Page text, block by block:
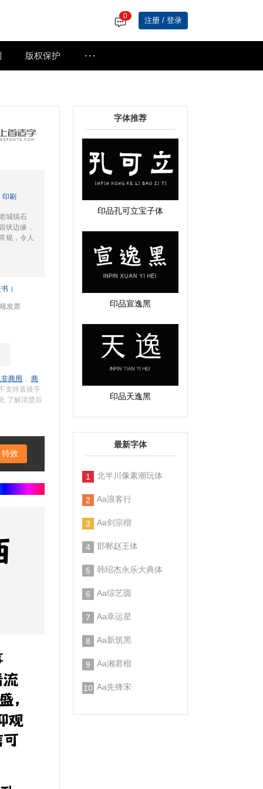
0
注册 / 登录
版权保护 ···
印刷
城镇石
状边缘，
规，令人
）
发票
商用 ， 商
支持直接手
了解清楚后
特效
，
观
字体推荐
印品孔可立宝子体
印品宣逸黑
印品天逸黑
最新字体
1 北半川像素潮玩体
2 Aa浪客行
3 Aa剑宗楷
4 邯郸赵王体
5 韩绍杰永乐大典体
6 Aa综艺圆
7 Aa幸运星
8 Aa新筑黑
9 Aa湘君楷
10 Aa先锋宋